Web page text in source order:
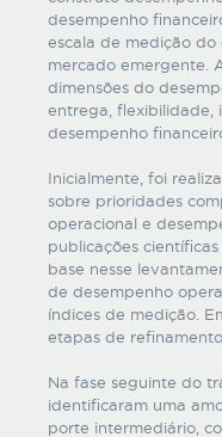
desempenho
escala de medição
mercado emergente.
dimensões do
entrega, flexibilidade,
desempenho
Inicialmente, foi
sobre prioridades
operacional e
publicações
base nesse
de desempenho
índices de medição.
etapas de refinamento.
Na fase seguinte do
identificaram uma
porte intermediário,